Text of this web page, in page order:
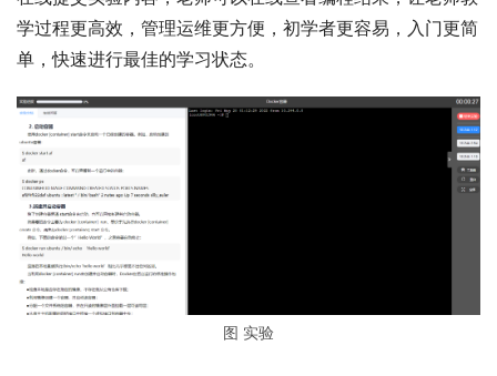
学过程更高效，管理运维更方便，初学者更容易，入门更简
单，快速进行最佳的学习状态。
图 实验